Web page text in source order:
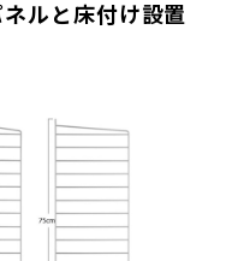
ルと床付け設置